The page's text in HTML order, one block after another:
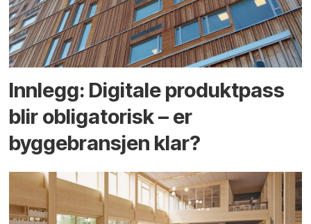
Innlegg: Digitale produktpass
blir obligatorisk – er
byggebransjen klar?